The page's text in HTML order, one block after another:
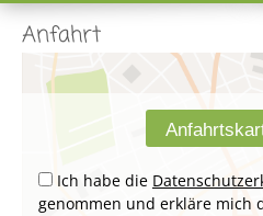
Anfahrt
Ich habe die
genommen und erkläre mich